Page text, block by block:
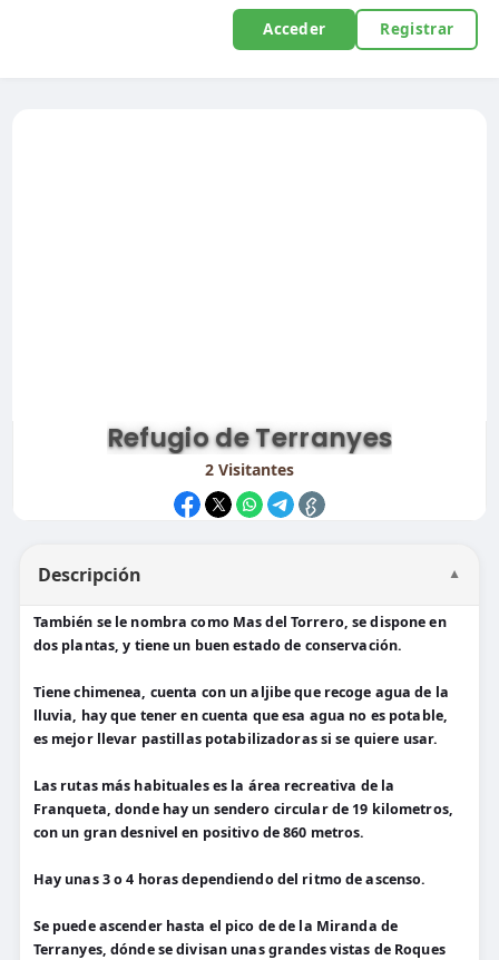
Acceder Registrar
Refugio de Terranyes
2Visitantes
Descripción ▼
También se le nombra como Mas del Torrero, se dispone en
dos plantas, y tiene un buen estado de conservación.
Tiene chimenea, cuenta con un aljibe que recoge agua de la
lluvia, hay que tener en cuenta que esa agua no es potable,
es mejor llevar pastillas potabilizadoras si se quiere usar.
Las rutas más habituales es la área recreativa de la
Franqueta, donde hay un sendero circular de 19 kilometros,
con un gran desnivel en positivo de 860 metros.
Hay unas 3 o 4 horas dependiendo del ritmo de ascenso.
Se puede ascender hasta el pico de de la Miranda de
Terranyes, dónde se divisan unas grandes vistas de Roques